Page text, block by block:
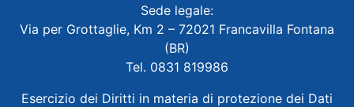
Sede legale:
Via per Grottaglie, Km 2 – 72021 Francavilla Fontana
(BR)
Tel. 0831 819986
Esercizio dei Diritti in materia di protezione dei Dati